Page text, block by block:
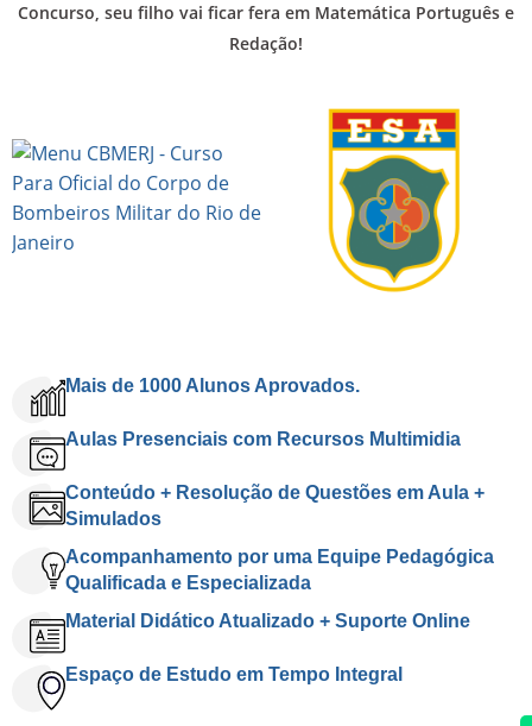
Concurso, seu filho vai ficar fera em Matemática Português e
Redação!
Mais de 1000 Alunos Aprovados.
Aulas Presenciais com Recursos Multimidia
Conteúdo + Resolução de Questões em Aula +
Simulados
Acompanhamento por uma Equipe Pedagógica
Qualificada e Especializada
Material Didático Atualizado + Suporte Online
Espaço de Estudo em Tempo Integral